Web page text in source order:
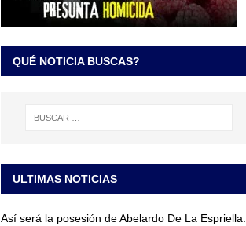
QUÉ NOTICIA BUSCAS?
ULTIMAS NOTICIAS
Así será la posesión de Abelardo De La Espriella: